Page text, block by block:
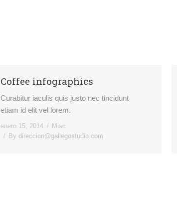
Coffee infographics
Curabitur iaculis quis justo nec tincidunt
etiam id elit vel lorem.
enero 15, 2014
Misc
By direccion@gallegostudio.com